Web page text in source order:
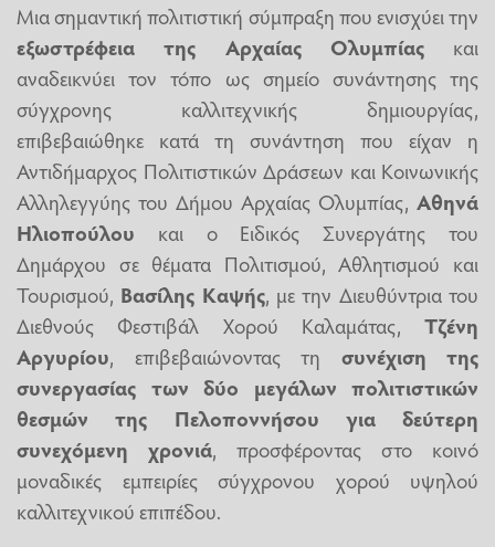
Μια σημαντική πολιτιστική σύμπραξη που ενισχύει την
εξωστρέφεια της Αρχαίας Ολυμπίαςκαι
αναδεικνύει τον τόπο ως σημείο συνάντησης της
σύγχρονης καλλιτεχνικής δημιουργίας,
επιβεβαιώθηκε κατά τη συνάντηση που είχαν η
Αντιδήμαρχος Πολιτιστικών Δράσεων και Κοινωνικής
Αλληλεγγύης του Δήμου Αρχαίας Ολυμπίας, Αθηνά
Ηλιοπούλου και ο Ειδικός Συνεργάτης του
Δημάρχου σε θέματα Πολιτισμού, Αθλητισμού και
Τουρισμού, Βασίλης Καψής, με την Διευθύντρια του
Διεθνούς Φεστιβάλ Χορού Καλαμάτας, Τζένη
Αργυρίου, επιβεβαιώνοντας τη συνέχιση της
συνεργασίας των δύο μεγάλων πολιτιστικών
θεσμών της Πελοποννήσου
για δεύτερη
συνεχόμενη χρονιά, προσφέροντας στο κοινό
μοναδικές εμπειρίες σύγχρονου χορού υψηλού
καλλιτεχνικού επιπέδου.